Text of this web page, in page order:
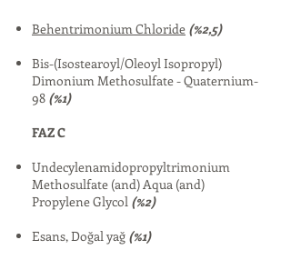
Behentrimonium Chloride (%2,5)
Bis-(Isostearoyl/Oleoyl Isopropyl)
Dimonium Methosulfate - Quaternium-
98 (%1)
FAZ C
Undecylenamidopropyltrimonium
Methosulfate (and) Aqua (and)
Propylene Glycol (%2)
Esans, Doğal yağ (%1)